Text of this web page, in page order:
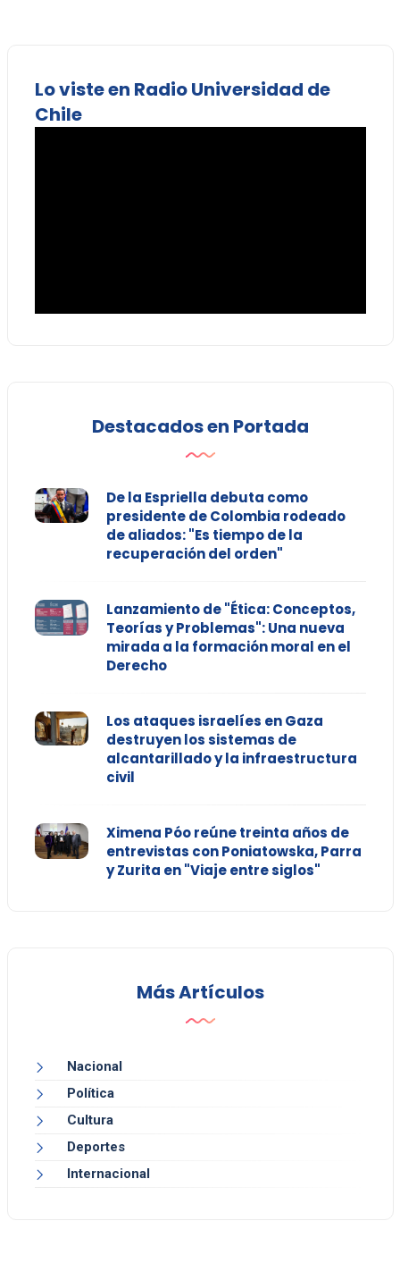
Lo viste en Radio Universidad de
Chile
Destacados en Portada
De la Espriella debuta como
presidente de Colombia rodeado
de aliados: "Es tiempo de la
recuperación del orden"
Lanzamiento de "Ética: Conceptos,
Teorías y Problemas": Una nueva
mirada a la formación moral en el
Derecho
Los ataques israelíes en Gaza
destruyen los sistemas de
alcantarillado y la infraestructura
civil
Ximena Póo reúne treinta años de
entrevistas con Poniatowska, Parra
y Zurita en "Viaje entre siglos"
Más Artículos
Nacional
Política
Cultura
Deportes
Internacional